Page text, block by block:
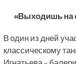
«Выходишь на
В один из дней
классическому